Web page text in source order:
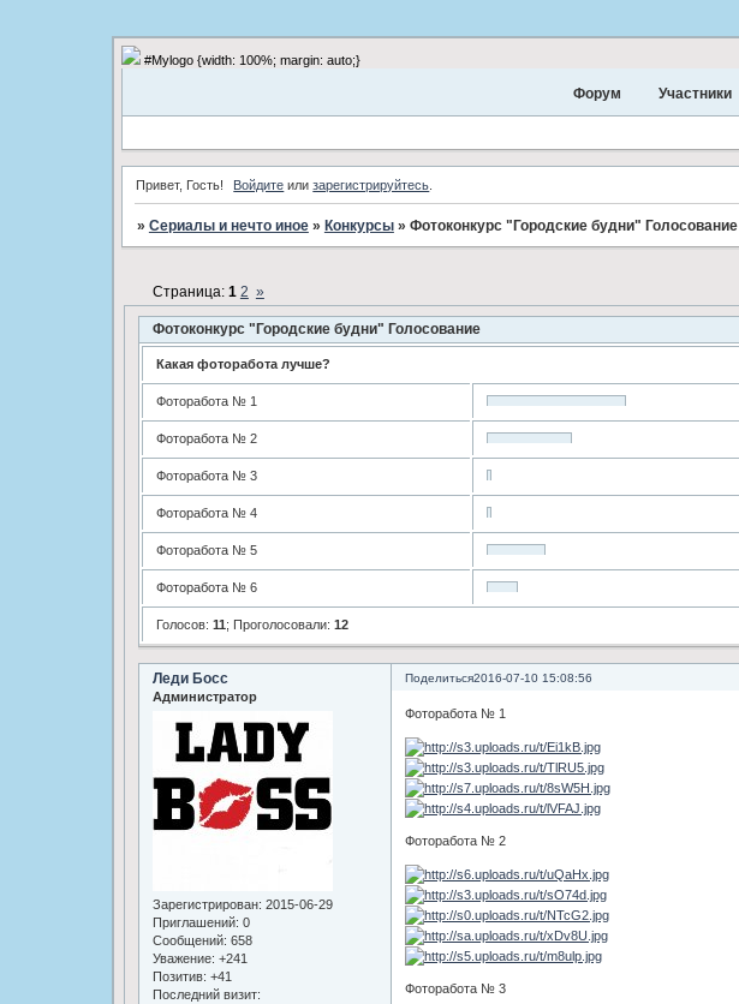
#Mylogo {width: 100%; margin: auto;}
Форум Участники
Привет, Гость! Войдите илизарегистрируйтесь
» Сериалы и нечто иное » Конкурсы » Фотоконкурс "Городские будни" Голосование
Фотоконкурс "Городские будни" Голосование
Страница: 1 2 »
Какая фоторабота лучше?
Фоторабота № 1
Фоторабота № 2
Фоторабота № 3
Фоторабота № 4
Фоторабота № 5
Фоторабота № 6
Голосов: 11; Проголосовали: 12
Поделиться2016-07-10 15:08:56
Леди Босс
Администратор
Зарегистрирован: 2015-06-29
Приглашений: 0
Сообщений: 658
Уважение: +241
Позитив: +41
Последний визит:
Фоторабота № 1
Фоторабота № 2
Фоторабота № 3